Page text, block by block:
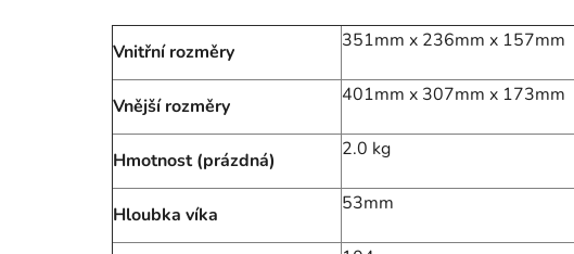
Vnitřní rozměry 351mm x 236mm x 157mm
Vnější rozměry 401mm x 307mm x 173mm
Hmotnost (prázdná) 2.0 kg
Hloubka víka 53mm